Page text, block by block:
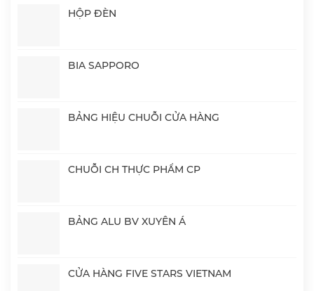
HỘP ĐÈN
BIA SAPPORO
BẢNG HIỆU CHUỖI CỬA HÀNG
CHUỖI CH THỰC PHẨM CP
BẢNG ALU BV XUYÊN Á
CỬA HÀNG FIVE STARS VIETNAM